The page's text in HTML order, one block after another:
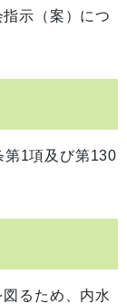
示（案）につ
第1項及び第130
るため、内水